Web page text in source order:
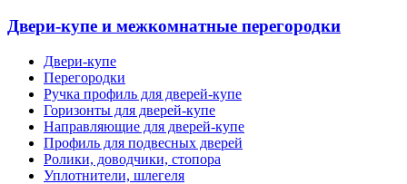
Двери-купе и межкомнатные перегородки
Двери-купе
Перегородки
Ручка профиль для дверей-купе
Горизонты для дверей-купе
Направляющие для дверей-купе
Профиль для подвесных дверей
Ролики, доводчики, стопора
Уплотнители, шлегеля